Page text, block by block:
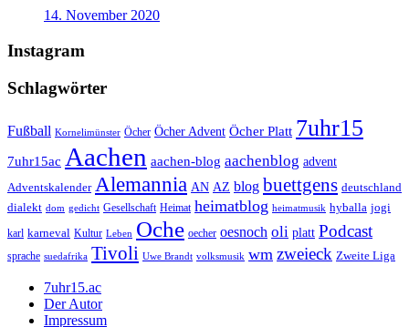
14. November 2020
Instagram
Schlagwörter
Fußball Kornelimünster Öcher Öcher Advent Öcher Platt 7uhr15
7uhr15ac Aachen aachen-blog aachenblog advent
Adventskalender Alemannia AN AZ blog buettgens deutschland
dialekt dom gedicht Gesellschaft Heimat heimatblog heimatmusik hyballa jogi
karl karneval Kultur Leben Oche oecher oesnoch oli platt Podcast
sprache suedafrika Tivoli Uwe Brandt volksmusik wm zweieck Zweite Liga
7uhr15.ac
Der Autor
Impressum